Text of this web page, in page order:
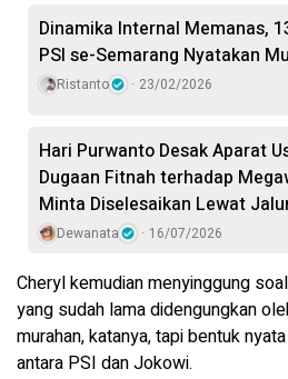
Dinamika Internal Memanas,
PSI se-Semarang Nyatakan
Ristanto 23/02/2026
Hari Purwanto Desak Aparat
Dugaan Fitnah terhadap
Minta Diselesaikan Lewat
Dewanata 16/07/2026
Cheryl kemudian menyinggung
yang sudah lama didengungkan
murahan, katanya, tapi bentuk
antara PSI dan Jokowi.